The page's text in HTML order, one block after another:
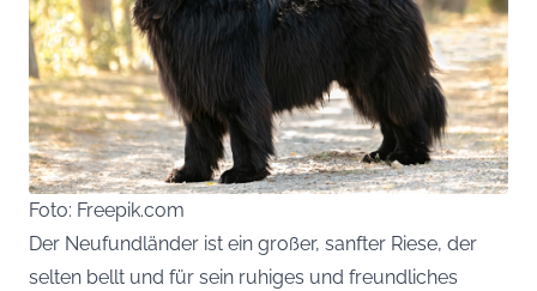
Foto: Freepik.com
Der Neufundländer ist ein großer, sanfter Riese, der
selten bellt und für sein ruhiges und freundliches